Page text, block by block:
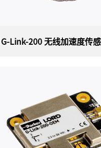
Link-200 无线加速度传
HBK（原LORD）公司原装进口
200嵌入式无线加速度传感
三轴无线加速度计传感器，可
采集，且噪声和漂移极低。 G-
动参数可以长期监控关键性能